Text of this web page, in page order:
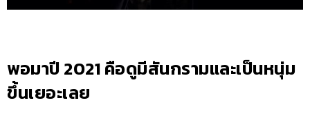
พอมาปี 2021 คือดูมีสันกรามและเป็นหนุ่ม
ขึ้นเยอะเลย